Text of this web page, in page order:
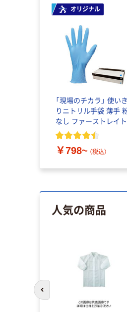
オリジナル
「現場のチカラ」 使いき
りニトリル手袋 薄手
なし ファーストレイト
￥798~ （税込）
人気の商品